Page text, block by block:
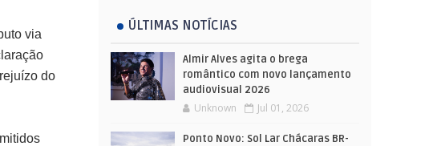
via
do
ÚLTIMAS NOTÍCIAS
Almir Alves agita o brega
romântico com novo lançamento
audiovisual 2026
Unknown Jul 01, 2026
Ponto Novo: Sol Lar Chácaras BR-